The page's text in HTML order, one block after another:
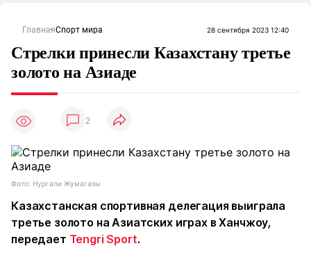
ГлавнаяСпорт мира 28 сентября 2023 12:40
Стрелки принесли Казахстану третье
золото на Азиаде
2
Фото: Нургали Жумагазы
Казахстанская спортивная делегация выиграла
третье золото на Азиатских играх в Ханчжоу,
передает Tengri Sport.